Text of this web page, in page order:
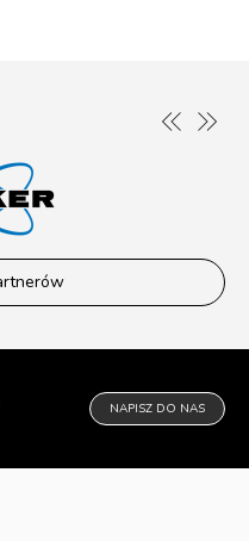
NAPISZ DO NAS